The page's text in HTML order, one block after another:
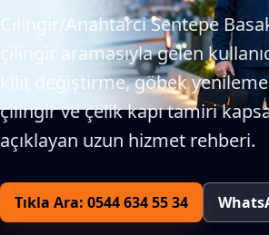
Cilingir/Anahtarci Sentepe
çilingir aramasıyla gelen
kilit değiştirme, göbek
çilingir ve çelik kapı tamiri
açıklayan uzun hizmet rehberi.
Tıkla Ara: 0544 634 55 34